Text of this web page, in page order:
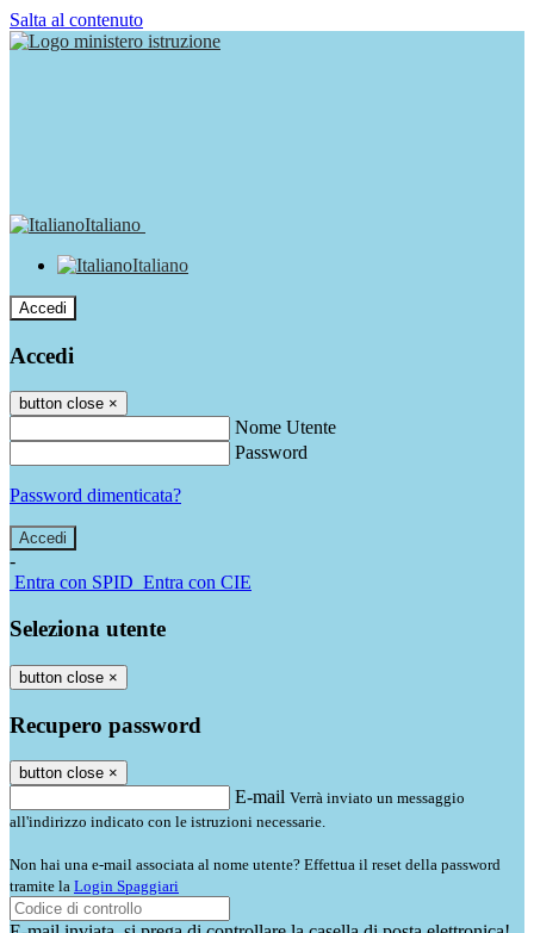
Salta al contenuto
Italiano
Italiano
Accedi
Accedi
button close ×
Nome Utente
Password
Password dimenticata?
-
Entra con SPID Entra con CIE
Seleziona utente
button close ×
Recupero password
button close ×
E-mail Verrà inviato un messaggio
all'indirizzo indicato con le istruzioni necessarie.
Non hai una e-mail associata al nome utente? Effettua il reset della password
tramite la Login Spaggiari